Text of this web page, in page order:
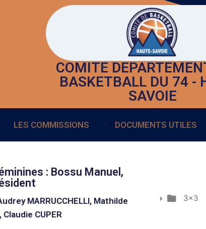
COMITE
BASKETBALL DU 74 -
SAVOIE
LES COMMISSIONS DOCUMENTS UTILES
: Bossu Manuel,
MARRUCCHELLI, Mathilde
Claudie CUPER
3x3